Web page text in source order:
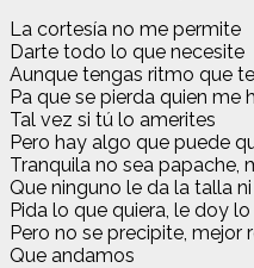
La cortesía no me permite
Darte todo lo que necesite
Aunque tengas ritmo que
Pa que se pierda quien me
Tal vez si tú lo amerites
Pero hay algo quе puede
Tranquila no sea papache,
Que ninguno le da la talla
Pida lo que quiera, le doy
Pero no se precipite, mejor
Que andamos